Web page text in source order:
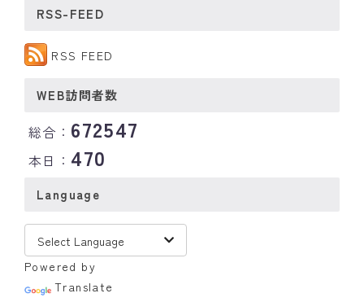
RSS-FEED
RSS FEED
WEB訪問者数
総合： 672547
本日： 470
Language
Powered by
Translate